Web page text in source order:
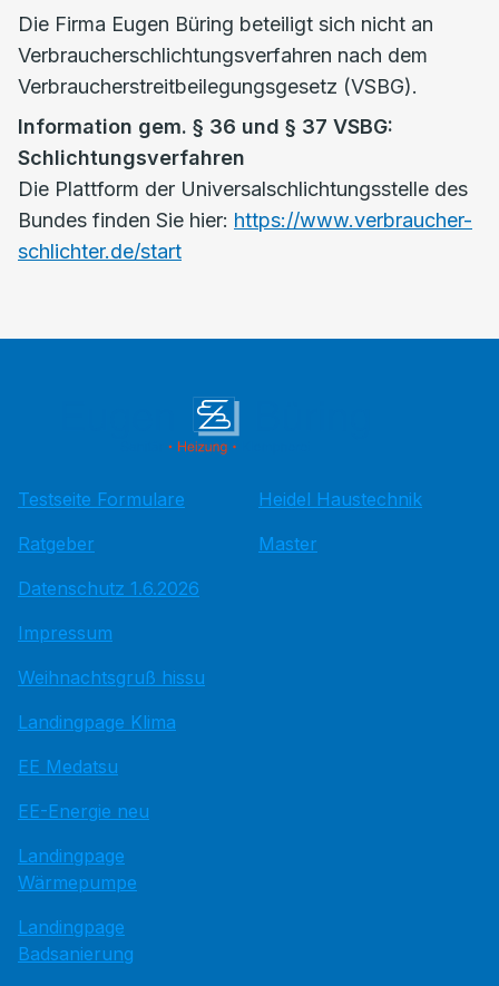
Die Firma Eugen Büring beteiligt sich nicht an
Verbraucherschlichtungsverfahren nach dem
Verbraucherstreitbeilegungsgesetz (VSBG).
Information gem. § 36 und § 37 VSBG:
Schlichtungsverfahren
Die Plattform der Universalschlichtungsstelle des
Bundes finden Sie hier: https://www.verbraucher-
schlichter.de/start
Testseite Formulare
Ratgeber
Datenschutz 1.6.2026
Impressum
Weihnachtsgruß hissu
Landingpage Klima
EE Medatsu
EE-Energie neu
Landingpage
Wärmepumpe
Landingpage
Badsanierung
Heidel Haustechnik
Master